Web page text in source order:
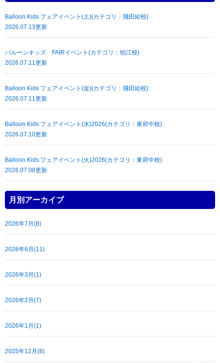
Balloon Kids フェアイベント(土)(カテゴリ：飛田給校)
2026.07.13更新
バルーンキッズ FAIRイベント(カテゴリ：狛江校)
2026.07.11更新
Balloon Kids フェアイベント(金)(カテゴリ：飛田給校)
2026.07.11更新
Balloon Kids:フェアイベント(水)2026(カテゴリ：東府中校)
2026.07.10更新
Balloon Kids:フェアイベント(火)2026(カテゴリ：東府中校)
2026.07.08更新
月別アーカイブ
2026年7月(8)
2026年6月(11)
2026年3月(1)
2026年2月(7)
2026年1月(1)
2025年12月(8)